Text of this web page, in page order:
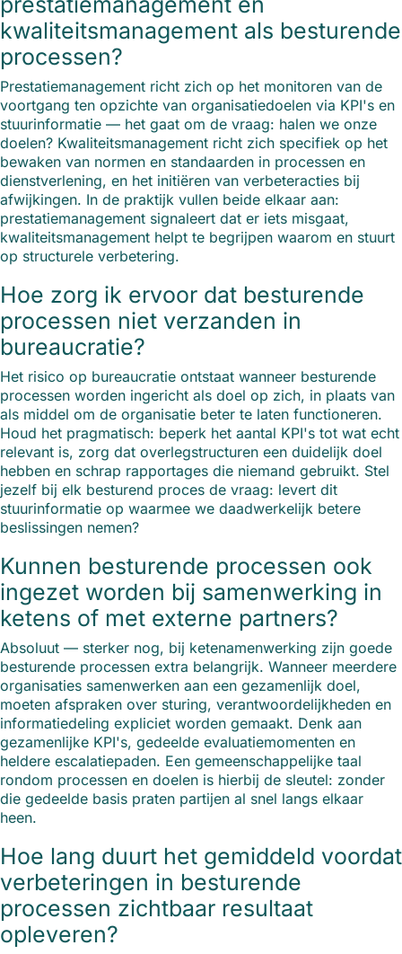
kwaliteitsmanagement als besturende
processen?
Prestatiemanagement richt zich op het monitoren van de
voortgang ten opzichte van organisatiedoelen via KPI's en
stuurinformatie — het gaat om de vraag: halen we onze
doelen? Kwaliteitsmanagement richt zich specifiek op het
bewaken van normen en standaarden in processen en
dienstverlening, en het initiëren van verbeteracties bij
afwijkingen. In de praktijk vullen beide elkaar aan:
prestatiemanagement signaleert dat er iets misgaat,
kwaliteitsmanagement helpt te begrijpen waarom en stuurt
op structurele verbetering.
Hoe zorg ik ervoor dat besturende
processen niet verzanden in
bureaucratie?
Het risico op bureaucratie ontstaat wanneer besturende
processen worden ingericht als doel op zich, in plaats van
als middel om de organisatie beter te laten functioneren.
Houd het pragmatisch: beperk het aantal KPI's tot wat echt
relevant is, zorg dat overlegstructuren een duidelijk doel
hebben en schrap rapportages die niemand gebruikt. Stel
jezelf bij elk besturend proces de vraag: levert dit
stuurinformatie op waarmee we daadwerkelijk betere
beslissingen nemen?
Kunnen besturende processen ook
ingezet worden bij samenwerking in
ketens of met externe partners?
Absoluut — sterker nog, bij ketenamenwerking zijn goede
besturende processen extra belangrijk. Wanneer meerdere
organisaties samenwerken aan een gezamenlijk doel,
moeten afspraken over sturing, verantwoordelijkheden en
informatiedeling expliciet worden gemaakt. Denk aan
gezamenlijke KPI's, gedeelde evaluatiemomenten en
heldere escalatiepaden. Een gemeenschappelijke taal
rondom processen en doelen is hierbij de sleutel: zonder
die gedeelde basis praten partijen al snel langs elkaar
heen.
Hoe lang duurt het gemiddeld voordat
verbeteringen in besturende
processen zichtbaar resultaat
opleveren?